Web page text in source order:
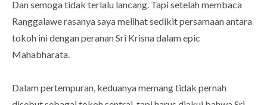
Dan semoga tidak terlalu lancang. Tapi setelah membaca
Ranggalawe rasanya saya melihat sedikit persamaan antara
tokoh ini dengan peranan Sri Krisna dalam epic
Mahabharata.
Dalam pertempuran, keduanya memang tidak pernah